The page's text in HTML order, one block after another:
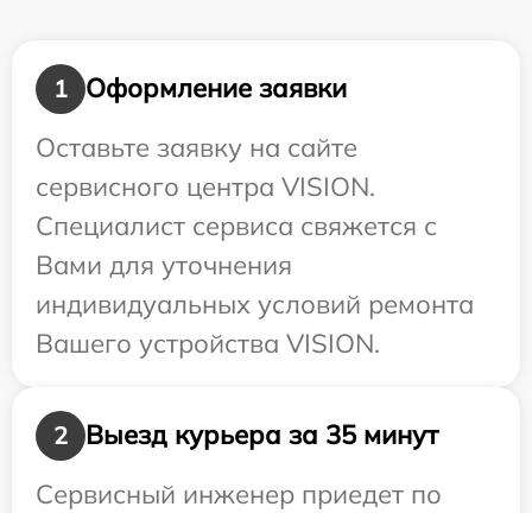
1
Оформление заявки
Оставьте заявку на сайте
сервисного центра VISION.
Специалист сервиса свяжется с
Вами для уточнения
индивидуальных условий ремонта
Вашего устройства VISION.
2
Выезд курьера за 35 минут
Сервисный инженер приедет по